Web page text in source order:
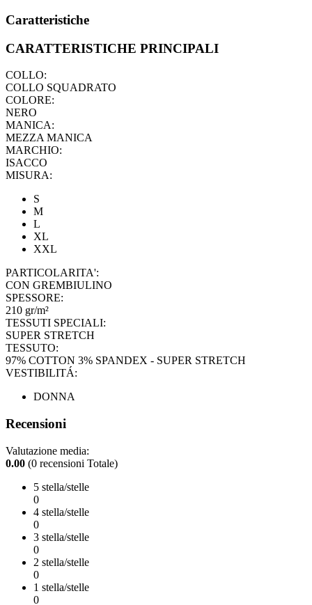
Caratteristiche
CARATTERISTICHE PRINCIPALI
COLLO:
COLLO SQUADRATO
COLORE:
NERO
MANICA:
MEZZA MANICA
MARCHIO:
ISACCO
MISURA:
S
M
L
XL
XXL
PARTICOLARITA':
CON GREMBIULINO
SPESSORE:
210 gr/m²
TESSUTI SPECIALI:
SUPER STRETCH
TESSUTO:
97% COTTON 3% SPANDEX - SUPER STRETCH
VESTIBILITÁ:
DONNA
Recensioni
Valutazione media:
0.00 (0 recensioni Totale)
5 stella/stelle
0
4 stella/stelle
0
3 stella/stelle
0
2 stella/stelle
0
1 stella/stelle
0